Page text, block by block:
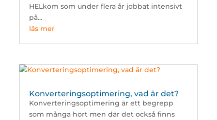
HELkom som under flera år jobbat intensivt
på...
läs mer
Konverteringsoptimering, vad är det?
Konverteringsoptimering är ett begrepp
som många hört men där det också finns